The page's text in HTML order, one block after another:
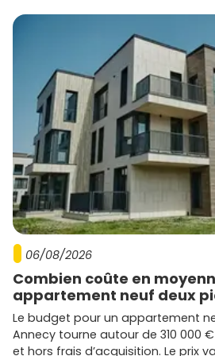
permet de filtrer par typologie et
programme neuf à Grayan-et-
06/08/2026
Combien coûte en
appartement neuf deux
Le budget pour un appartement
Annecy tourne autour de 310 000
et hors frais d’acquisition. Le prix